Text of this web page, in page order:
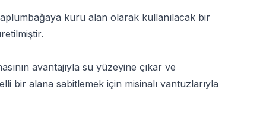
kuru alan olarak kullanılacak bir
avantajıyla su yüzeyine çıkar ve
bir alana sabitlemek için misinalı vantuzlarıyla